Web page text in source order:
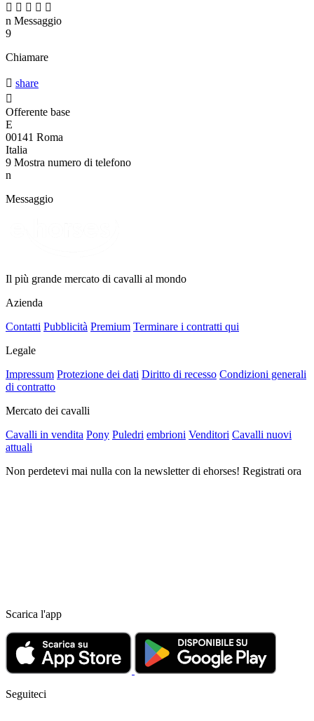
    
n Messaggio
9
Chiamare
 share

Offerente base
E
00141 Roma
Italia
9 Mostra numero di telefono
n
Messaggio
Il più grande mercato di cavalli al mondo
Azienda
Contatti Pubblicità Premium Terminare i contratti qui
Legale
Impressum Protezione dei dati Diritto di recesso Condizioni generali
di contratto
Mercato dei cavalli
Cavalli in vendita Pony Puledri embrioni Venditori Cavalli nuovi
attuali
Non perdetevi mai nulla con la newsletter di ehorses! Registrati ora
Scarica l'app
Seguiteci